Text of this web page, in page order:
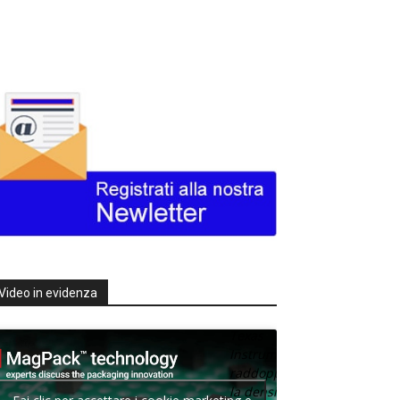
in evidenza
Texas
raddoppia
la densità